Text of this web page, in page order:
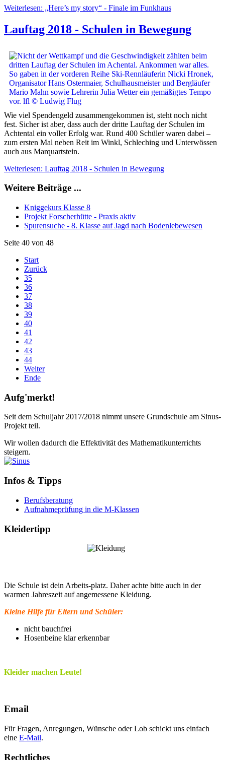
Weiterlesen: „Here’s my story“ - Finale im Funkhaus
Lauftag 2018 - Schulen in Bewegung
Wie viel Spendengeld zusammengekommen ist, steht noch nicht
fest. Sicher ist aber, dass auch der dritte Lauftag der Schulen im
Achtental ein voller Erfolg war. Rund 400 Schüler waren dabei –
zum ersten Mal neben Reit im Winkl, Schleching und Unterwössen
auch aus Marquartstein.
Weiterlesen: Lauftag 2018 - Schulen in Bewegung
Weitere Beiträge ...
Kniggekurs Klasse 8
Projekt Forscherhütte - Praxis aktiv
Spurensuche - 8. Klasse auf Jagd nach Bodenlebewesen
Seite 40 von 48
Start
Zurück
35
36
37
38
39
40
41
42
43
44
Weiter
Ende
Aufg'merkt!
Seit dem Schuljahr 2017/2018 nimmt unsere Grundschule am Sinus-
Projekt teil.
Wir wollen dadurch die Effektivität des Mathematikunterrichts
steigern.
Infos & Tipps
Berufsberatung
Aufnahmeprüfung in die M-Klassen
Kleidertipp
Die Schule ist dein Arbeits-platz. Daher achte bitte auch in der
warmen Jahreszeit auf angemessene Kleidung.
Kleine Hilfe für Eltern und Schüler:
nicht bauchfrei
Hosenbeine klar erkennbar
Kleider machen Leute!
Email
Für Fragen, Anregungen, Wünsche oder Lob schickt uns einfach
eine E-Mail.
Rechtliches